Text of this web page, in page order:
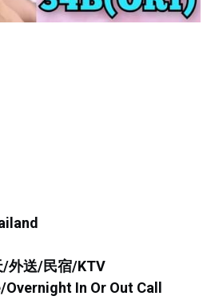
外送/民宿/KTV
In Or Out Call